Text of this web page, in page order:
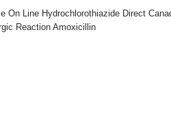
On Line Hydrochlorothiazide Direct
Reaction Amoxicillin